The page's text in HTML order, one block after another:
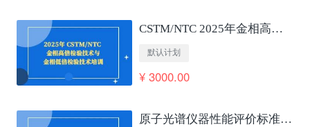
CSTM/NTC 2025年金相高低倍检验技术培训
默认计划
¥ 3000.00
原子光谱仪器性能评价标准解读——T/CSTM 00962-2022（火花光谱仪）&amp; T/CSTM 00964-2022（通则）